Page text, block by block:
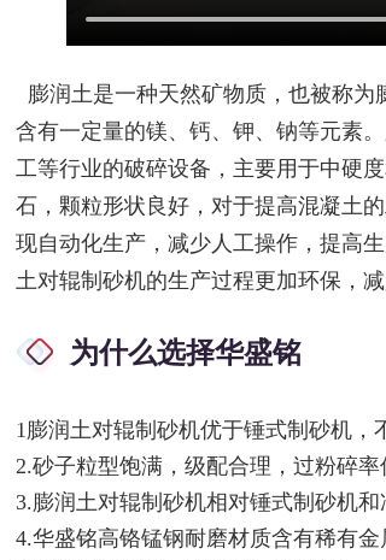
膨润土是一种天然矿物质，也被称
含有一定量的镁、钙、钾、钠等元素
工等行业的破碎设备，主要用于中硬
石，颗粒形状良好，对于提高混凝土
现自动化生产，减少人工操作，提高
土对辊制砂机的生产过程更加环保，
为什么选择华盛铭
1 膨润土对辊制砂机优于锤式制砂机，
2.砂子粒型饱满，级配合理，过粉碎率
3.膨润土对辊制砂机相对锤式制砂机
4.华盛铭高铬锰钢耐磨材质含有稀有